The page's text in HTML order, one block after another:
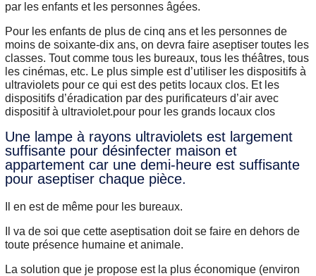
par les enfants et les personnes âgées.
Pour les enfants de plus de cinq ans et les personnes de
moins de soixante-dix ans, on devra faire aseptiser toutes les
classes. Tout comme tous les bureaux, tous les théâtres, tous
les cinémas, etc. Le plus simple est d’utiliser les dispositifs à
ultraviolets pour ce qui est des petits locaux clos. Et les
dispositifs d’éradication par des purificateurs d’air avec
dispositif à ultraviolet.pour pour les grands locaux clos
Une lampe à rayons ultraviolets est largement
suffisante pour désinfecter maison et
appartement car une demi-heure est suffisante
pour aseptiser chaque pièce.
Il en est de même pour les bureaux.
Il va de soi que cette aseptisation doit se faire en dehors de
toute présence humaine et animale.
La solution que je propose est la plus économique (environ